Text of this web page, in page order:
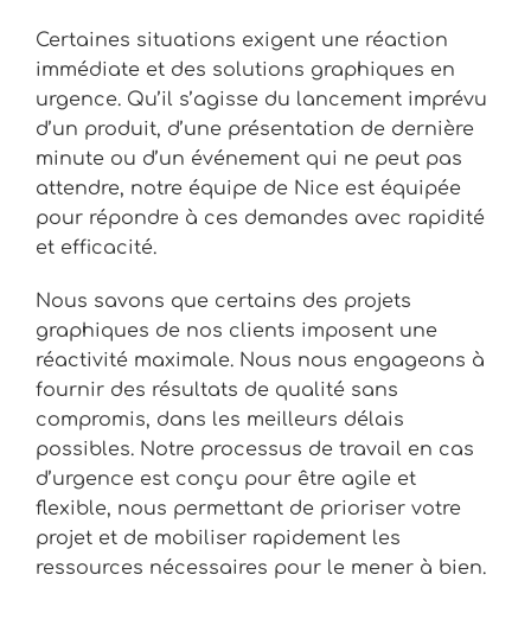
Certaines situations exigent une réaction
immédiate et des solutions graphiques en
urgence. Qu’il s’agisse du lancement imprévu
d’un produit, d’une présentation de dernière
minute ou d’un événement qui ne peut pas
attendre, notre équipe de Nice est équipée
pour répondre à ces demandes avec rapidité
et efficacité.
Nous savons que certains des projets
graphiques de nos clients imposent une
réactivité maximale. Nous nous engageons à
fournir des résultats de qualité sans
compromis, dans les meilleurs délais
possibles. Notre processus de travail en cas
d’urgence est conçu pour être agile et
flexible, nous permettant de prioriser votre
projet et de mobiliser rapidement les
ressources nécessaires pour le mener à bien.